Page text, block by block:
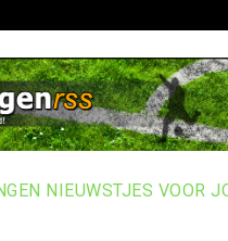
NIEUWSTJES VOOR